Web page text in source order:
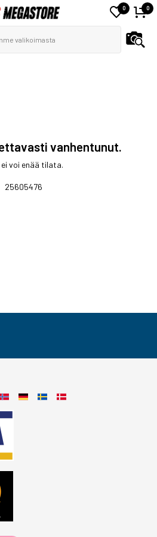
0 0
vanhentunut.
voi enää tilata.
25605476